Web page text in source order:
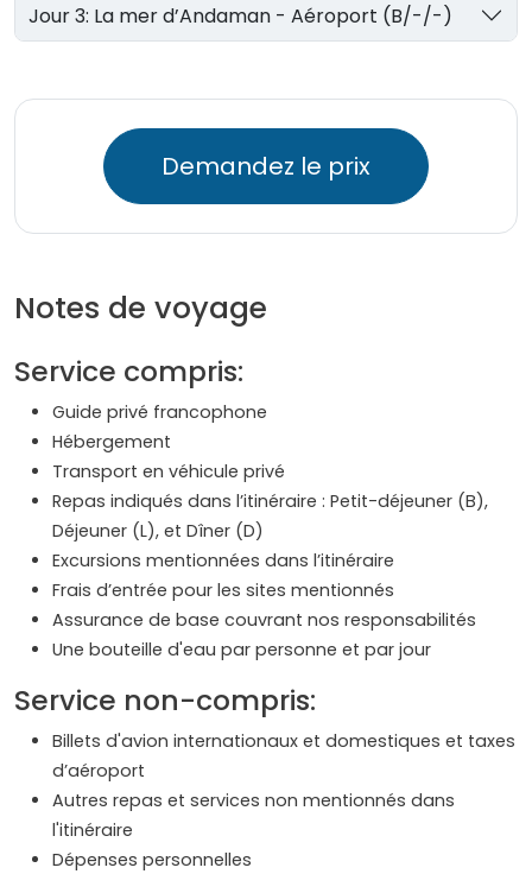
Jour 3: La mer d’Andaman - Aéroport (B/-/-)
Demandez le prix
Notes de voyage
Service compris:
Guide privé francophone
Hébergement
Transport en véhicule privé
Repas indiqués dans l’itinéraire : Petit-déjeuner (B),
Déjeuner (L), et Dîner (D)
Excursions mentionnées dans l’itinéraire
Frais d’entrée pour les sites mentionnés
Assurance de base couvrant nos responsabilités
Une bouteille d'eau par personne et par jour
Service non-compris:
Billets d'avion internationaux et domestiques et taxes
d’aéroport
Autres repas et services non mentionnés dans
l'itinéraire
Dépenses personnelles